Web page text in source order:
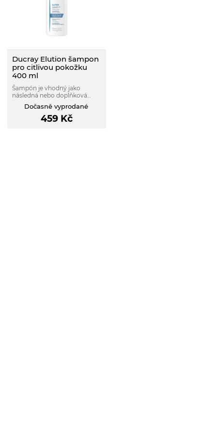
Ducray Elution šampon
pro citlivou pokožku
400 ml
Šampón je vhodný jako
následná nebo doplňková
péče k šamponům proti
lupům.Dočasně vyprodané
459 Kč